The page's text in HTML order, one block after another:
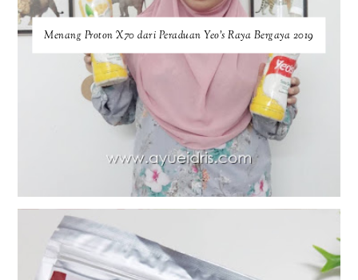
Menang Proton X70 dari Peraduan Yeo’s Raya Bergaya 2019